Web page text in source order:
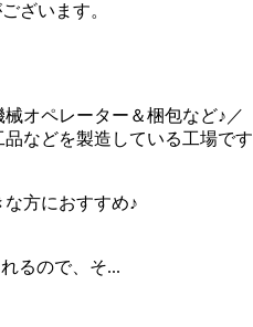
ざいます。
オペレーター＆梱包など♪／
品などを製造している工場で
方におすすめ♪
るので、そ...